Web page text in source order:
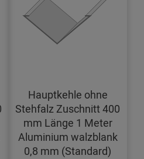
Hauptkehle ohne
Stehfalz Zuschnitt 400
mm Länge 1 Meter
Aluminium walzblank
0,8 mm (Standard)